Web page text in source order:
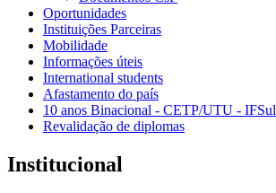
Oportunidades
Instituições Parceiras
Mobilidade
Informações úteis
International students
Afastamento do país
10 anos Binacional - CETP/UTU - IFSul
Revalidação de diplomas
Institucional